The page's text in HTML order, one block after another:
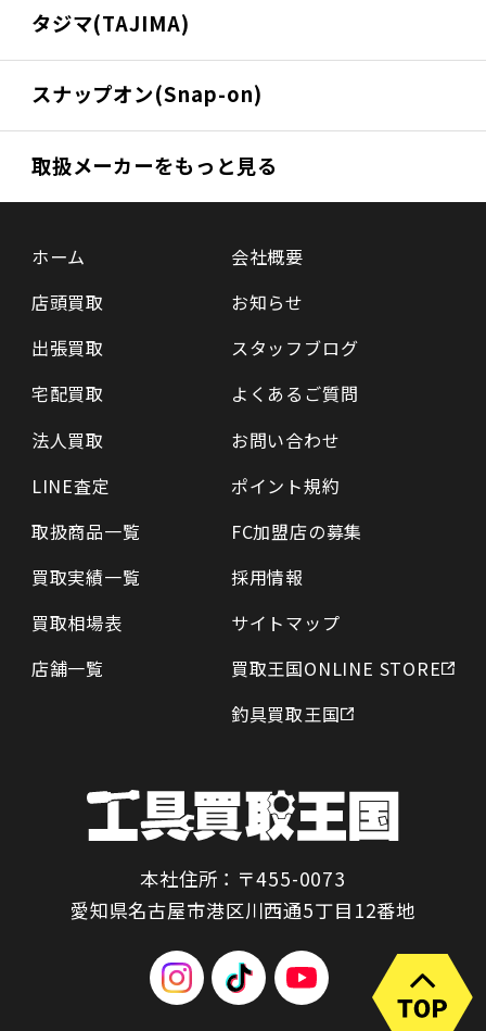
タジマ(TAJIMA)
スナップオン(Snap-on)
取扱メーカーをもっと見る
ホーム
店頭買取
出張買取
宅配買取
法人買取
LINE査定
取扱商品一覧
買取実績一覧
買取相場表
店舗一覧
会社概要
お知らせ
スタッフブログ
よくあるご質問
お問い合わせ
ポイント規約
FC加盟店の募集
採用情報
サイトマップ
買取王国ONLINE STORE
釣具買取王国
本社住所：〒455-0073
愛知県名古屋市港区川西通5丁目12番地